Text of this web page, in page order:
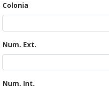
Colonia
Num. Ext.
Num. Int.